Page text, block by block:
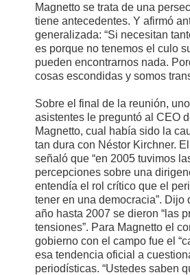
Magnetto se trata de una
tiene antecedentes. Y afirmó
generalizada: “Si necesitan
es porque no tenemos el culo
pueden encontrarnos nada.
cosas escondidas y somos
Sobre el final de la reunión,
asistentes le preguntó al CEO
Magnetto, cual había sido la
tan dura con Néstor Kirchner.
señaló que “en 2005 tuvimos
percepciones sobre una
entendía el rol crítico que el
tener en una democracia”. Dijo
año hasta 2007 se dieron “las
tensiones”. Para Magnetto el
gobierno con el campo fue el
esa tendencia oficial a
periodísticas. “Ustedes saben